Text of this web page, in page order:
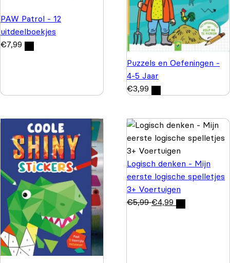
PAW Patrol - 12
uitdeelboekjes
€7,99
Puzzels en Oefeningen -
4-5 Jaar
€3,99
Logisch denken - Mijn
eerste logische spelletjes
3+ Voertuigen
€5,99 €4,99